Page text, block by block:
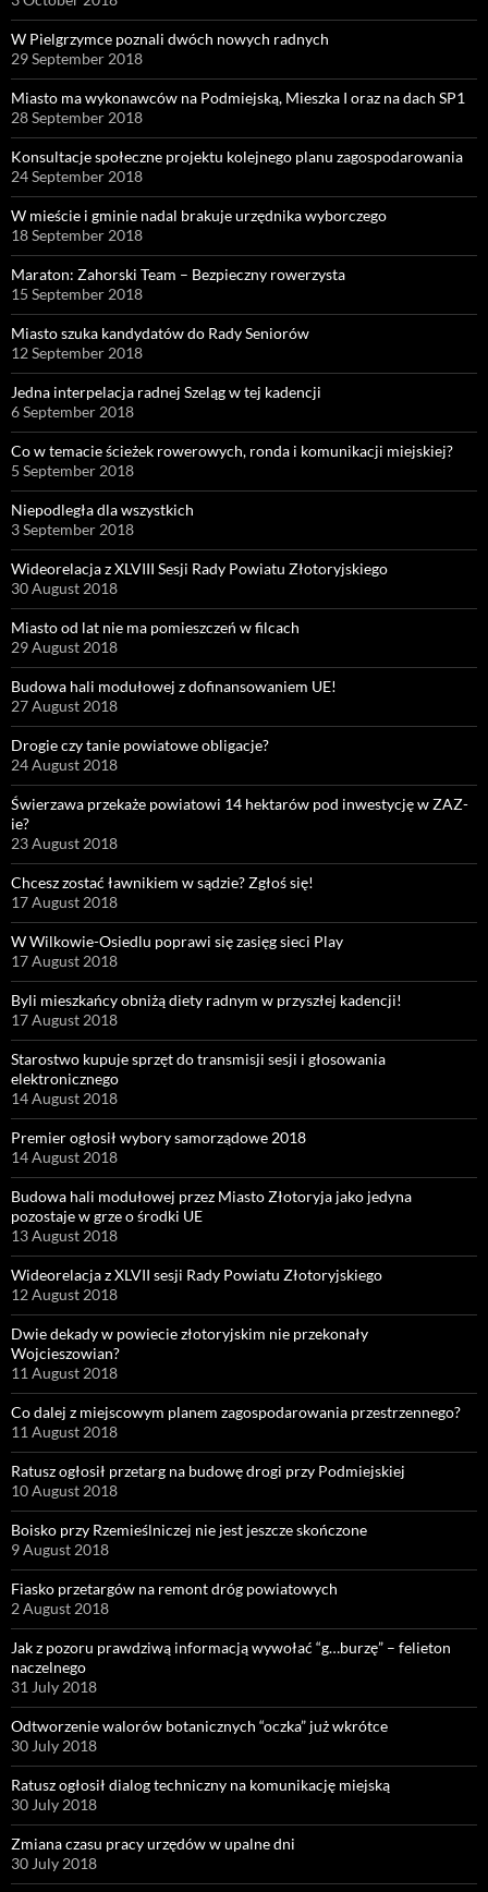
W Pielgrzymce poznali dwóch nowych radnych
29 September 2018
Miasto ma wykonawców na Podmiejską, Mieszka I oraz na dach SP1
28 September 2018
Konsultacje społeczne projektu kolejnego planu zagospodarowania
24 September 2018
W mieście i gminie nadal brakuje urzędnika wyborczego
18 September 2018
Maraton: Zahorski Team – Bezpieczny rowerzysta
15 September 2018
Miasto szuka kandydatów do Rady Seniorów
12 September 2018
Jedna interpelacja radnej Szeląg w tej kadencji
6 September 2018
Co w temacie ścieżek rowerowych, ronda i komunikacji miejskiej?
5 September 2018
Niepodległa dla wszystkich
3 September 2018
Wideorelacja z XLVIII Sesji Rady Powiatu Złotoryjskiego
30 August 2018
Miasto od lat nie ma pomieszczeń w filcach
29 August 2018
Budowa hali modułowej z dofinansowaniem UE!
27 August 2018
Drogie czy tanie powiatowe obligacje?
24 August 2018
Świerzawa przekaże powiatowi 14 hektarów pod inwestycję w ZAZ-
ie?
23 August 2018
Chcesz zostać ławnikiem w sądzie? Zgłoś się!
17 August 2018
W Wilkowie-Osiedlu poprawi się zasięg sieci Play
17 August 2018
Byli mieszkańcy obniżą diety radnym w przyszłej kadencji!
17 August 2018
Starostwo kupuje sprzęt do transmisji sesji i głosowania
elektronicznego
14 August 2018
Premier ogłosił wybory samorządowe 2018
14 August 2018
Budowa hali modułowej przez Miasto Złotoryja jako jedyna
pozostaje w grze o środki UE
13 August 2018
Wideorelacja z XLVII sesji Rady Powiatu Złotoryjskiego
12 August 2018
Dwie dekady w powiecie złotoryjskim nie przekonały
Wojcieszowian?
11 August 2018
Co dalej z miejscowym planem zagospodarowania przestrzennego?
11 August 2018
Ratusz ogłosił przetarg na budowę drogi przy Podmiejskiej
10 August 2018
Boisko przy Rzemieślniczej nie jest jeszcze skończone
9 August 2018
Fiasko przetargów na remont dróg powiatowych
2 August 2018
Jak z pozoru prawdziwą informacją wywołać “g…burzę” – felieton
naczelnego
31 July 2018
Odtworzenie walorów botanicznych “oczka” już wkrótce
30 July 2018
Ratusz ogłosił dialog techniczny na komunikację miejską
30 July 2018
Zmiana czasu pracy urzędów w upalne dni
30 July 2018